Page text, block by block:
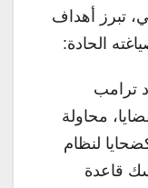
تبرز أهداف
الحادة:
ترامب
محاولة
لنظام
قاعدة